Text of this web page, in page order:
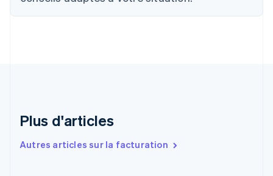
Plus d'articles
Autres articles sur la facturation
English Français
Chine continentale
English
Espagne